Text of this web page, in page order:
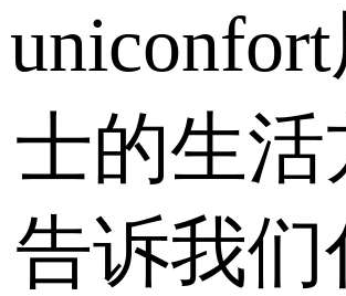
士的生活
告诉我们